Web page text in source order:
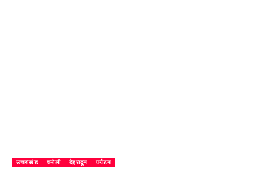
उत्तराखंड चमोली देहरादून पर्यटन